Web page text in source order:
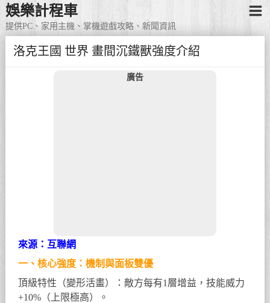
娛樂計程車
提供PC、家用主機、掌機遊戲攻略、新聞資訊
洛克王國 世界 畫間沉鐵獸強度介紹
廣告
來源：互聯網
一、核心強度：機制與面板雙優
頂級特性（變形活畫）：敵方每有1層增益，技能威力
+10%（上限極高）。